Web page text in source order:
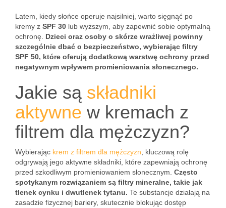
Latem, kiedy słońce operuje najsilniej, warto sięgnąć po
kremy z SPF 30 lub wyższym, aby zapewnić sobie optymalną
ochronę. Dzieci oraz osoby o skórze wrażliwej powinny
szczególnie dbać o bezpieczeństwo, wybierając filtry
SPF 50, które oferują dodatkową warstwę ochrony przed
negatywnym wpływem promieniowania słonecznego.
Jakie są składniki
aktywne w kremach z
filtrem dla mężczyzn?
Wybierając krem z filtrem dla mężczyzn , kluczową rolę
odgrywają jego aktywne składniki, które zapewniają ochronę
przed szkodliwym promieniowaniem słonecznym. Często
spotykanym rozwiązaniem są filtry mineralne, takie jak
tlenek cynku i dwutlenek tytanu. Te substancje działają na
zasadzie fizycznej bariery, skutecznie blokując dostęp